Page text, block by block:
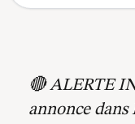
🔴 ALERTE
annonce